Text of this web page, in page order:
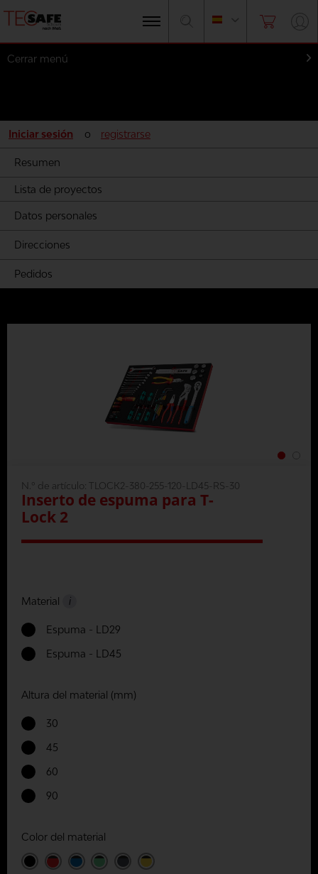
Cerrar menú
Iniciar sesión o registrarse
Resumen
Lista de proyectos
Datos personales
Direcciones
Pedidos
N.º de artículo: TLOCK2-380-255-120-LD45-RS-30
Inserto de espuma para T-
Lock 2
Material i
Espuma - LD29
Espuma - LD45
Altura del material (mm)
30
45
60
90
Color del material